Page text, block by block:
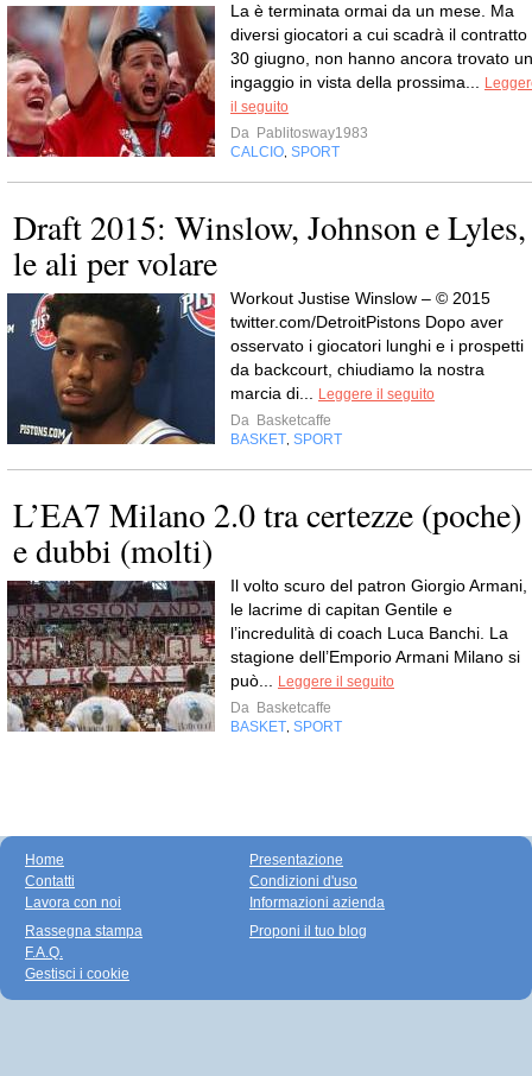
La è terminata ormai da un mese. Ma
diversi giocatori a cui scadrà il contratto
30 giugno, non hanno ancora trovato un
ingaggio in vista della prossima...
il seguito
Da Pablitosway1983
CALCIO SPORT
Draft 2015: Winslow, Johnson e Lyles,
le ali per volare
Workout Justise Winslow – © 2015
twitter.com/DetroitPistons Dopo aver
osservato i giocatori lunghi e i prospetti
da backcourt, chiudiamo la nostra
marcia di...
Leggere il seguito
Da Basketcaffe
BASKET SPORT
L’EA7 Milano 2.0 tra certezze (poche)
e dubbi (molti)
Il volto scuro del patron Giorgio Armani,
le lacrime di capitan Gentile e
l’incredulità di coach Luca Banchi. La
stagione dell’Emporio Armani Milano si
può...
Leggere il seguito
Da Basketcaffe
BASKET SPORT
Home
Contatti
Lavora con noi
Presentazione
Condizioni d'uso
Informazioni azienda
Rassegna stampa
F.A.Q.
Gestisci i cookie
Proponi il tuo blog